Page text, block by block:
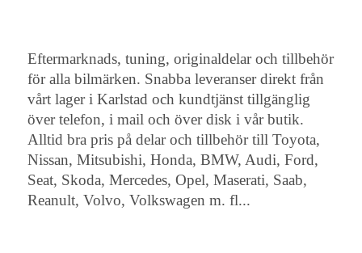
Eftermarknads, tuning, originaldelar och tillbehör
för alla bilmärken. Snabba leveranser direkt från
vårt lager i Karlstad och kundtjänst tillgänglig
över telefon, i mail och över disk i vår butik.
Alltid bra pris på delar och tillbehör till Toyota,
Nissan, Mitsubishi, Honda, BMW, Audi, Ford,
Seat, Skoda, Mercedes, Opel, Maserati, Saab,
Reanult, Volvo, Volkswagen m. fl...